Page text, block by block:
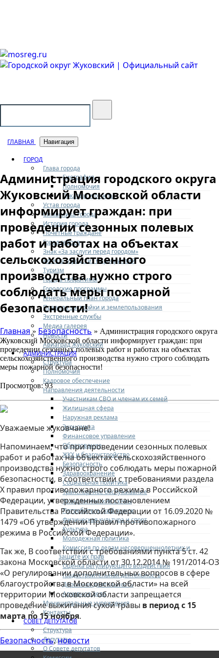
ГЛАВНАЯ Навигация
ГОРОД
Глава города
Биография
Полномочия
Доклады и отчеты
Устав города
Символика города
История города
Почетные граждане
Город героев
Знак «За заслуги перед городом»
Афиша городских мероприятий
Туризм
Города-побратимы
Городские программы
Генеральный план города
Правила застройки и землепользования
Экстренные службы
Медиа галерея
Новости
Авиаград Жуковский
АДМИНИСТРАЦИЯ
Структура
Полномочия
Кадровое обеспечение
Направления деятельности
Участникам СВО и членам их семей
Жилищная сфера
Наружная реклама
Экономика
Финансовое управление
Образование
ЖКХ и благоустройство
Безопасность
Здравоохранение
Социальная политика
Транспортное обслуживание
Технологические схемы
Потребительский рынок
Физическая культура и спорт
Культура
Молодежная политика
Комиссия по делам несовершеннолетних и
защите их прав
Оценка регулирующего воздействия
Градостроительная деятельность
Дорожная деятельность
Архивное дело
Муниципальные учреждения
Контакты
СОВЕТ ДЕПУТАТОВ
Структура
Депутаты
О Совете депутатов
Администрация городского округа
Жуковский Московской области
информирует граждан: при
проведении сезонных полевых
работ и работах на объектах
сельскохозяйственного
производства нужно строго
соблюдать меры пожарной
безопасности!
Главная » Безопасность » Администрация городского округа
Жуковский Московской области информирует граждан: при
проведении сезонных полевых работ и работах на объектах
сельскохозяйственного производства нужно строго соблюдать
меры пожарной безопасности!
Просмотров: 93
Уважаемые жуковчане!
Напоминаем, что при проведении сезонных полевых
работ и работах на объектах сельскохозяйственного
производства нужно строго соблюдать меры пожарной
безопасности, в соответствии с требованиями раздела
Х правил противопожарного режима в Российской
Федерации, утвержденных постановлением
Правительства Российской Федерации от 16.09.2020 №
1479 «Об утверждении Правил противопожарного
режима в Российской Федерации».
Так же, В соответствии с требованиями пункта 5 ст. 42
закона Московской области от 30.12.2014 № 191/2014-ОЗ
«О регулировании дополнительных вопросов в сфере
благоустройства в Московской области» на всей
территории Московской области запрещается
проведение выжигания сухой травы в период с 15
марта по 15 ноября.
Безопасность,новости